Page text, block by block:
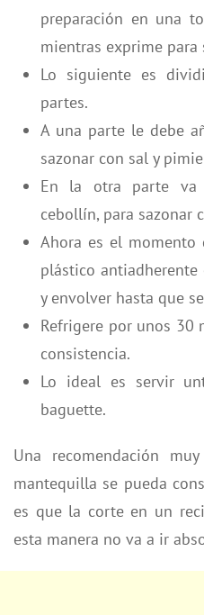
preparación en una
mientras exprime para
Lo siguiente es
partes.
A una parte le debe
sazonar con sal y
En la otra parte va
cebollín, para sazonar
Ahora es el momento
plástico
y envolver hasta que
Refrigere por unos 30
consistencia.
Lo ideal es servir
baguette.
Una recomendación
mantequilla se pueda
es que la corte en un
esta manera no va a ir